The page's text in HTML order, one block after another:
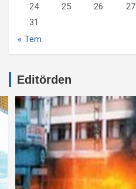
24
25 26 27
31
« Tem
Editörden